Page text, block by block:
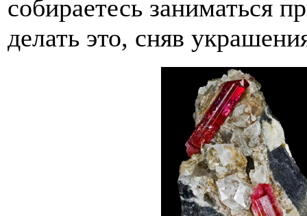
собираетесь заниматься
делать это, сняв